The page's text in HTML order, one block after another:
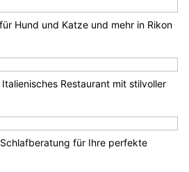
Hund und Katze und mehr in Rikon
Restaurant mit stilvoller
für Ihre perfekte